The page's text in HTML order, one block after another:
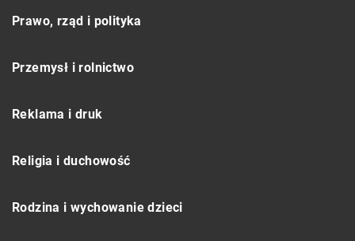
Prawo, rząd i polityka
Przemysł i rolnictwo
Reklama i druk
Religia i duchowość
Rodzina i wychowanie dzieci